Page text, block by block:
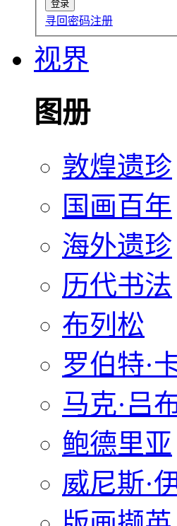
寻回密码注册
视界
图册
敦煌遗珍
国画百年
海外遗珍
历代书法
布列松
罗伯特·
马克·吕
鲍德里亚
威尼斯·